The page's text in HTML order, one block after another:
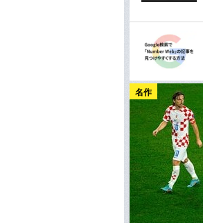
名作